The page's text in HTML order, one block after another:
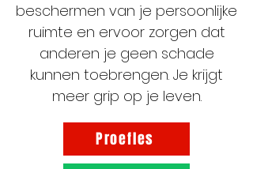
beschermen van je persoonlijke
ruimte en ervoor zorgen dat
anderen je geen schade
kunnen toebrengen. Je krijgt
meer grip op je leven.
Proefles